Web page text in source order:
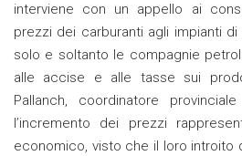
interviene con un appello ai
prezzi dei carburanti agli impianti di
solo e soltanto le compagnie
alle accise e alle tasse sui
Pallanch, coordinatore
l’incremento dei prezzi
economico, visto che il loro introito